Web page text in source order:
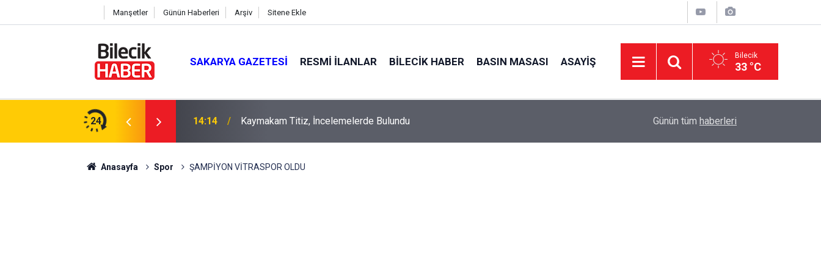
Manşetler Günün Haberleri Arşiv Sitene Ekle
SAKARYA GAZETESI RESMI İLANLAR BILECIK HABER BASIN MASASI ASAYIŞ Bilecik
33 °C
24 14:14 Kaymakam Titiz, İncelemelerde Bulundu Kaymakam Titiz, Vatandaşlarla Bir Araya Geldi
Günün tüm haberleri
Anasayfa Spor ŞAMPİYON VİTRASPOR OLDU